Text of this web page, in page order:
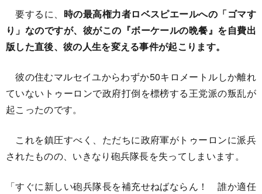
要するに、 時の最高権力者ロベスピエールへの「ゴマす
り」なのですが、彼がこの『ボーケールの晩餐』を自費出
版した直後、彼の人生を変える事件が起こります。
彼の住むマルセイユからわずか50キロメートルしか離れ
ていないトゥーロンで政府打倒を標榜する王党派の叛乱が
起こったのです。
これを鎮圧すべく、ただちに政府軍がトゥーロンに派兵
されたものの、いきなり砲兵隊長を失ってしまいます。
「すぐに新しい砲兵隊長を補充せねばならん！ 誰か適任